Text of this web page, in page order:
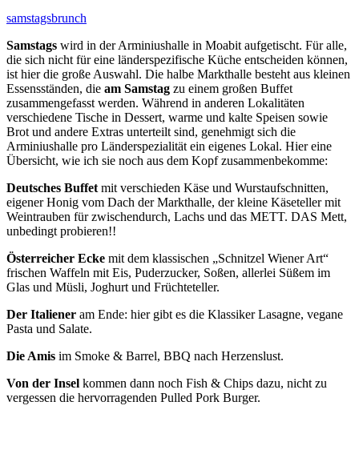
samstagsbrunch
Samstags wird in der Arminiushalle in Moabit aufgetischt. Für alle,
die sich nicht für eine länderspezifische Küche entscheiden können,
ist hier die große Auswahl. Die halbe Markthalle besteht aus kleinen
Essensständen, die am Samstag zu einem großen Buffet
zusammengefasst werden. Während in anderen Lokalitäten
verschiedene Tische in Dessert, warme und kalte Speisen sowie
Brot und andere Extras unterteilt sind, genehmigt sich die
Arminiushalle pro Länderspezialität ein eigenes Lokal. Hier eine
Übersicht, wie ich sie noch aus dem Kopf zusammenbekomme:
Deutsches Buffet mit verschieden Käse und Wurstaufschnitten,
eigener Honig vom Dach der Markthalle, der kleine Käseteller mit
Weintrauben für zwischendurch, Lachs und das METT. DAS Mett,
unbedingt probieren!!
Österreicher Ecke mit dem klassischen „Schnitzel Wiener Art“
frischen Waffeln mit Eis, Puderzucker, Soßen, allerlei Süßem im
Glas und Müsli, Joghurt und Früchteteller.
Der Italiener am Ende: hier gibt es die Klassiker Lasagne, vegane
Pasta und Salate.
Die Amis im Smoke & Barrel, BBQ nach Herzenslust.
Von der Insel kommen dann noch Fish & Chips dazu, nicht zu
vergessen die hervorragenden Pulled Pork Burger.